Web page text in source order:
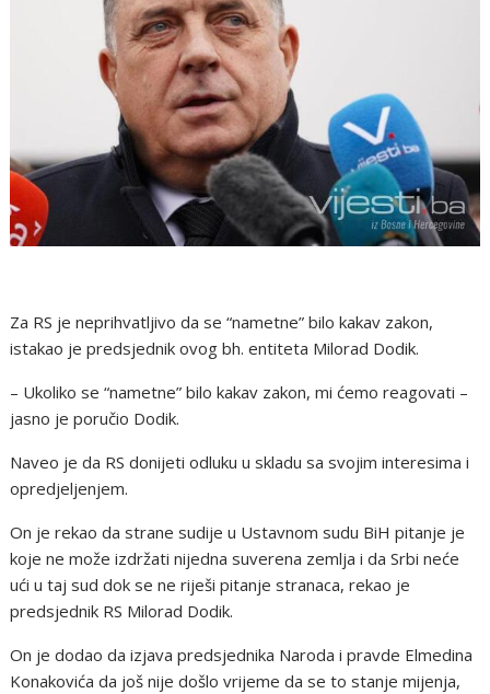
Za RS je neprihvatljivo da se “nametne” bilo kakav zakon,
istakao je predsjednik ovog bh. entiteta Milorad Dodik.
– Ukoliko se “nametne” bilo kakav zakon, mi ćemo reagovati –
jasno je poručio Dodik.
Naveo je da RS donijeti odluku u skladu sa svojim interesima i
opredjeljenjem.
On je rekao da strane sudije u Ustavnom sudu BiH pitanje je
koje ne može izdržati nijedna suverena zemlja i da Srbi neće
ući u taj sud dok se ne riješi pitanje stranaca, rekao je
predsjednik RS Milorad Dodik.
On je dodao da izjava predsjednika Naroda i pravde Elmedina
Konakovića da još nije došlo vrijeme da se to stanje mijenja,